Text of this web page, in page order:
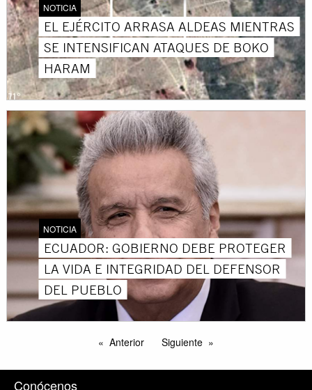
NOTICIA
EL EJÉRCITO ARRASA ALDEAS MIENTRAS
SE INTENSIFICAN ATAQUES DE BOKO
HARAM
NOTICIA
ECUADOR: GOBIERNO DEBE PROTEGER
LA VIDA E INTEGRIDAD DEL DEFENSOR
DEL PUEBLO
Anterior Siguiente
Conócenos